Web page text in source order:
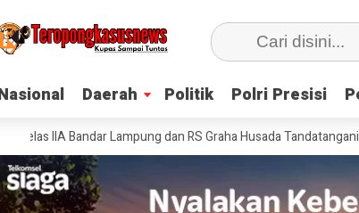
Daerah Politik Polri Presisi
Daerah Politik Polri Presisi
Lampung dan RS Graha Husada Tandatangani Perjanjian